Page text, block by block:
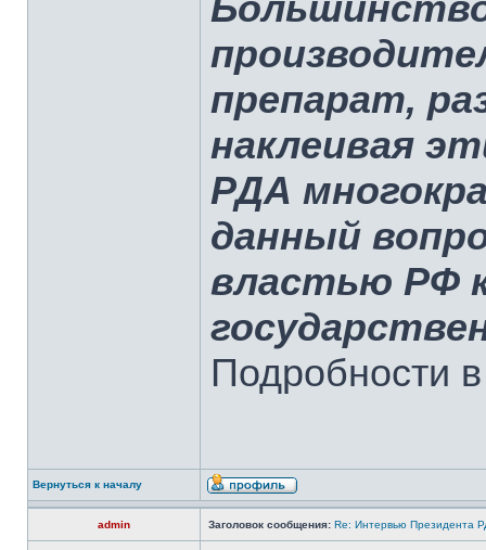
препарат,
наклеивая
РДА
данный
властью РФ
Подробности
Вернуться к началу
admin Заголовок сообщения: Re: Интервью Президента